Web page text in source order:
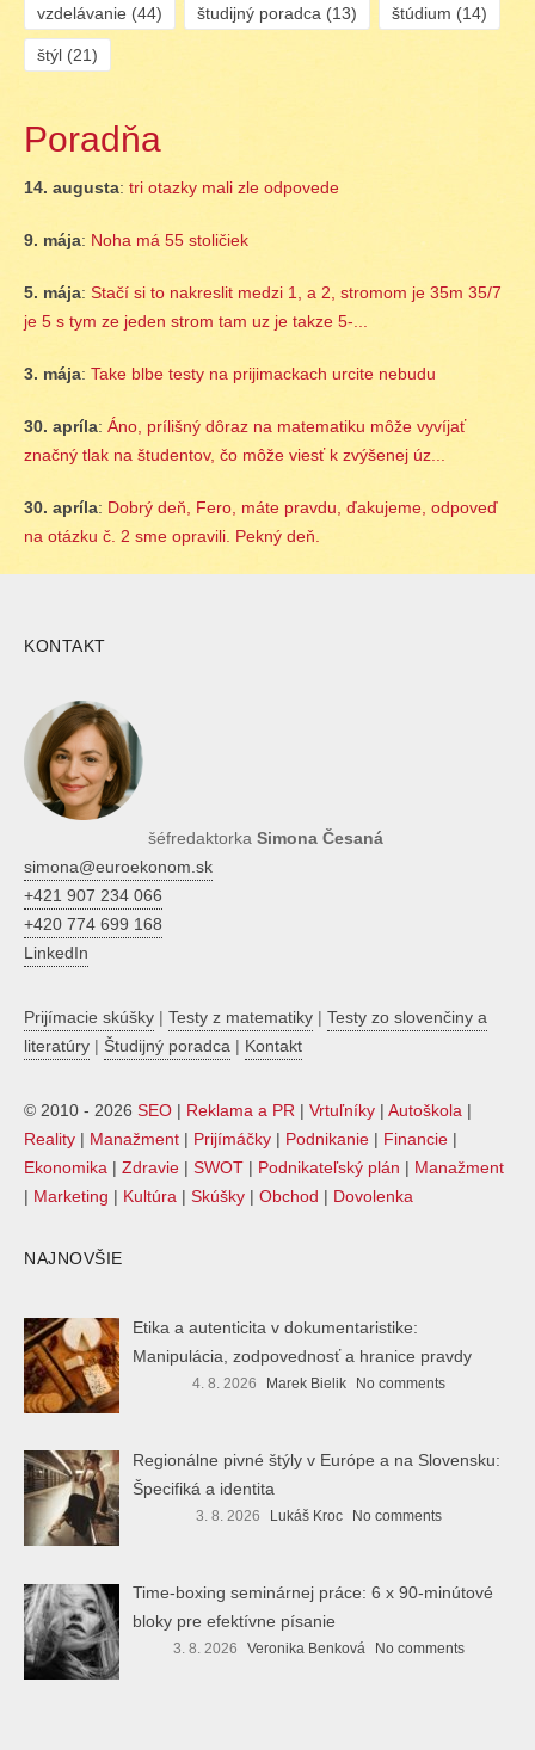
vzdelávanie (44) študijný poradca (13) štúdium (14)
štýl (21)
Poradňa
14. augusta: tri otazky mali zle odpovede
9. mája: Noha má 55 stoličiek
5. mája: Stačí si to nakreslit medzi 1, a 2, stromom je 35m 35/7
je 5 s tym ze jeden strom tam uz je takze 5-...
3. mája: Take blbe testy na prijimackach urcite nebudu
30. apríla: Áno, prílišný dôraz na matematiku môže vyvíjať
značný tlak na študentov, čo môže viesť k zvýšenej úz...
30. apríla: Dobrý deň, Fero, máte pravdu, ďakujeme, odpoveď
na otázku č. 2 sme opravili. Pekný deň.
KONTAKT
šéfredaktorka Simona Česaná
simona@euroekonom.sk
+421 907 234 066
+420 774 699 168
LinkedIn
Prijímacie skúšky | Testy z matematiky | Testy zo slovenčiny a
literatúry | Študijný poradca | Kontakt
© 2010 - 2026 SEO | Reklama a PR | Vrtuľníky | Autoškola |
Reality | Manažment | Prijímáčky | Podnikanie | Financie |
Ekonomika | Zdravie | SWOT | Podnikateľský plán | Manažment
| Marketing | Kultúra | Skúšky | Obchod | Dovolenka
NAJNOVŠIE
Etika a autenticita v dokumentaristike:
Manipulácia, zodpovednosť a hranice pravdy
4. 8. 2026 Marek Bielik No comments
Regionálne pivné štýly v Európe a na Slovensku:
Špecifiká a identita
3. 8. 2026 Lukáš Kroc No comments
Time-boxing seminárnej práce: 6 x 90-minútové
bloky pre efektívne písanie
3. 8. 2026 Veronika Benková No comments